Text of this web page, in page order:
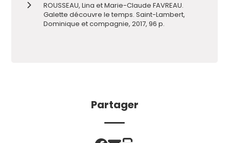
ROUSSEAU, Lina et Marie-Claude FAVREAU.
Galette découvre le temps. Saint-Lambert,
Dominique et compagnie, 2017, 96 p.
Partager